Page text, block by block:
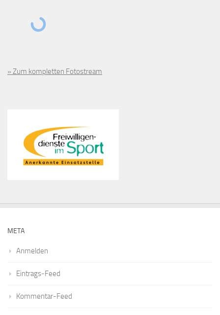
» Zum kompletten Fotostream
META
Anmelden
Eintrags-Feed
Kommentar-Feed